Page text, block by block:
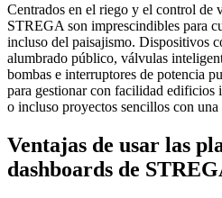
Centrados en el riego y el control de
STREGA son imprescindibles para
incluso del paisajismo. Dispositivos
alumbrado público, válvulas
bombas e interruptores de potencia
para gestionar con facilidad edificios
o incluso proyectos sencillos con una
Ventajas de usar las
dashboards de